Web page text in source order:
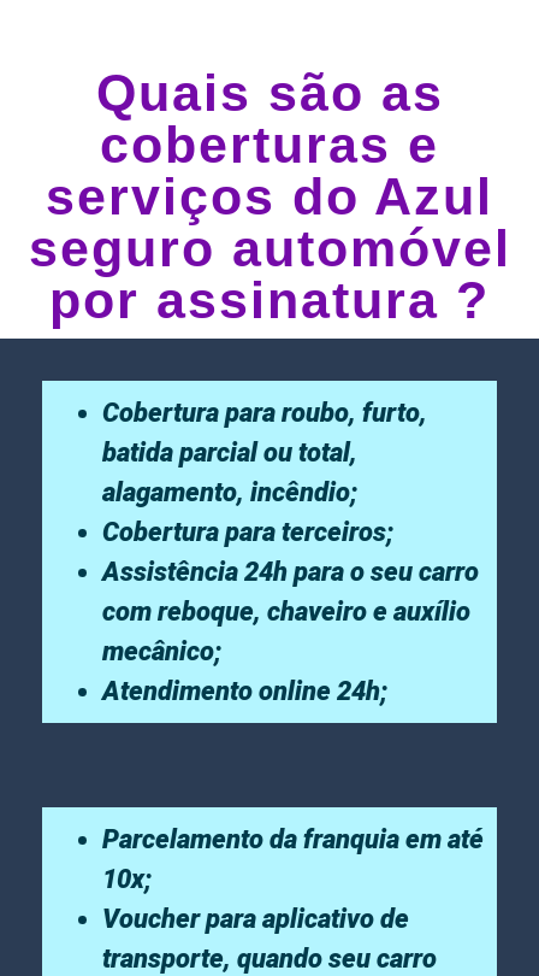
Quais são as
coberturas e
serviços do Azul
seguro automóvel
por assinatura ?
Cobertura para roubo, furto,
batida parcial ou total,
alagamento, incêndio;
Cobertura para terceiros;
Assistência 24h para o seu carro
com reboque, chaveiro e auxílio
mecânico;
Atendimento online 24h;
Parcelamento da franquia em até
10x;
Voucher para aplicativo de
transporte, quando seu carro